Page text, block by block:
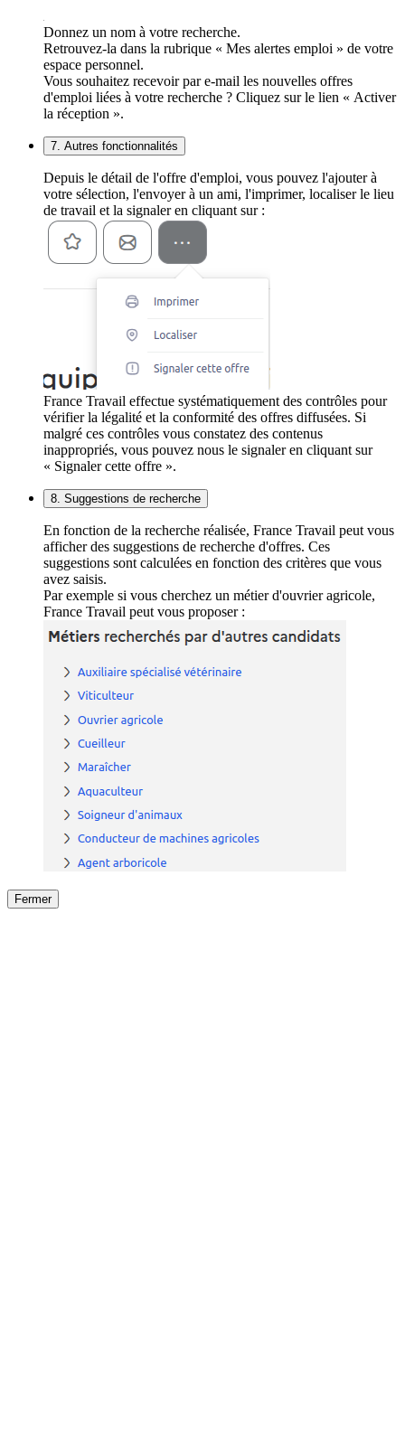
Donnez un nom à votre recherche.
Retrouvez-la dans la rubrique « Mes alertes emploi » de votre
espace personnel.
Vous souhaitez recevoir par e-mail les nouvelles offres
d'emploi liées à votre recherche ? Cliquez sur le lien « Activer
la réception ».
7. Autres fonctionnalités
Depuis le détail de l'offre d'emploi, vous pouvez l'ajouter à
votre sélection, l'envoyer à un ami, l'imprimer, localiser le lieu
de travail et la signaler en cliquant sur :
France Travail effectue systématiquement des contrôles pour
vérifier la légalité et la conformité des offres diffusées. Si
malgré ces contrôles vous constatez des contenus
inappropriés, vous pouvez nous le signaler en cliquant sur
« Signaler cette offre ».
8. Suggestions de recherche
En fonction de la recherche réalisée, France Travail peut vous
afficher des suggestions de recherche d'offres. Ces
suggestions sont calculées en fonction des critères que vous
avez saisis.
Par exemple si vous cherchez un métier d'ouvrier agricole,
France Travail peut vous proposer :
Fermer